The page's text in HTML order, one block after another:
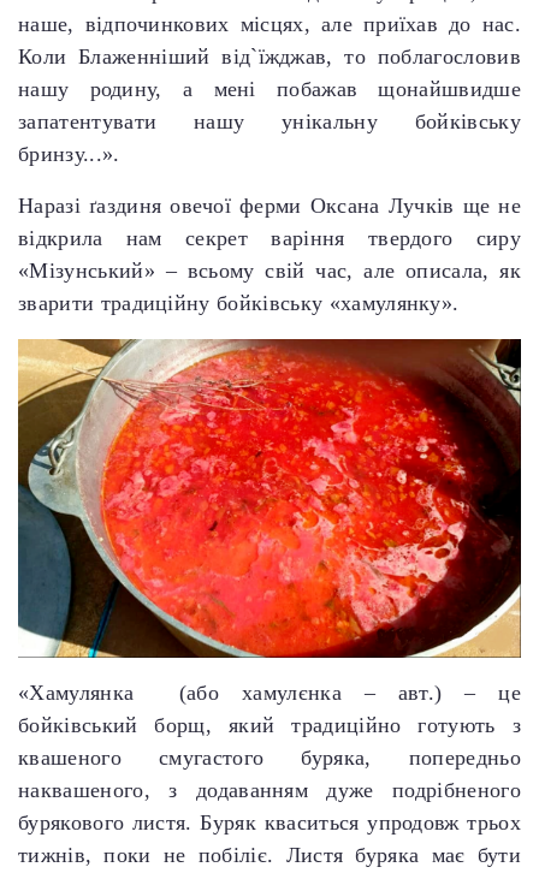
наше, відпочинкових місцях, але приїхав до нас.
Коли Блаженніший від`їжджав, то поблагословив
нашу родину, а мені побажав щонайшвидше
запатентувати нашу унікальну бойківську
бринзу...».
Наразі ґаздиня овечої ферми Оксана Лучків ще не
відкрила нам секрет варіння твердого сиру
«Мізунський» – всьому свій час, але описала, як
зварити традиційну бойківську «хамулянку».
«Хамулянка (або хамулєнка – авт.) – це
бойківський борщ, який традиційно готують з
квашеного смугастого буряка, попередньо
наквашеного, з додаванням дуже подрібненого
бурякового листя. Буряк кваситься упродовж трьох
тижнів, поки не побіліє. Листя буряка має бути